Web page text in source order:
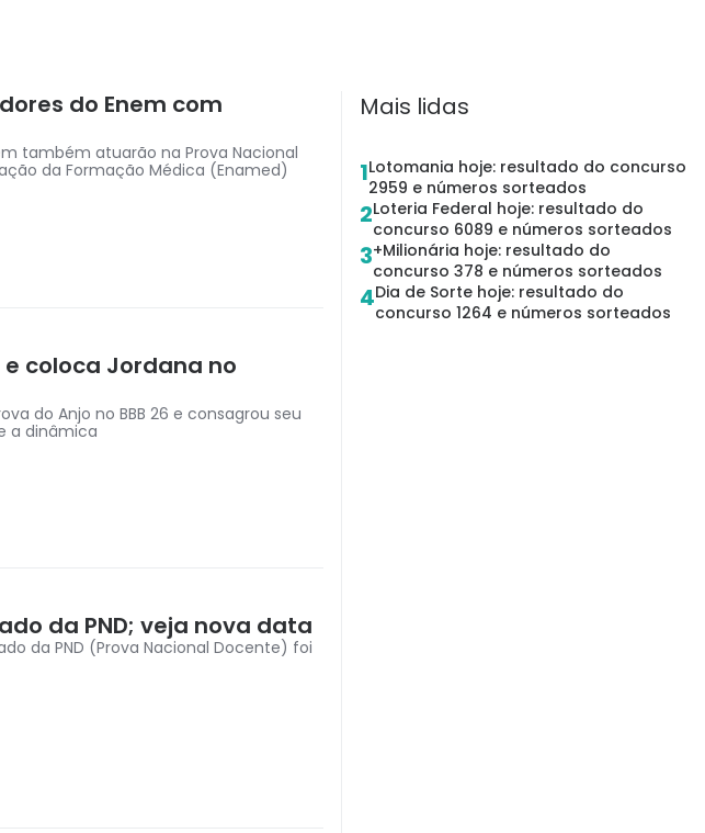
do Enem com
também atuarão na Prova Nacional
da Formação Médica (Enamed)
e coloca Jordana no
do Anjo no BBB 26 e consagrou seu
a dinâmica
da PND; veja nova data
da PND (Prova Nacional Docente) foi
Mais lidas
1Lotomania hoje: resultado do concurso
2959 e números sorteados
2Loteria Federal hoje: resultado do
concurso 6089 e números sorteados
3+Milionária hoje: resultado do
concurso 378 e números sorteados
4Dia de Sorte hoje: resultado do
concurso 1264 e números sorteados